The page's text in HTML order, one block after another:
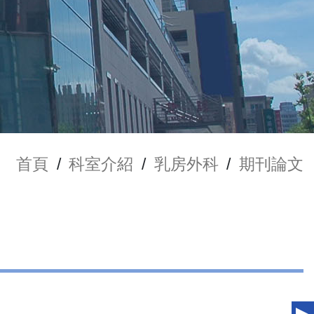
首頁 / 科室介紹 / 乳房外科 / 期刊論文